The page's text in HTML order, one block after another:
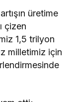
üretime
çizen
1,5 trilyon
milletimiz için